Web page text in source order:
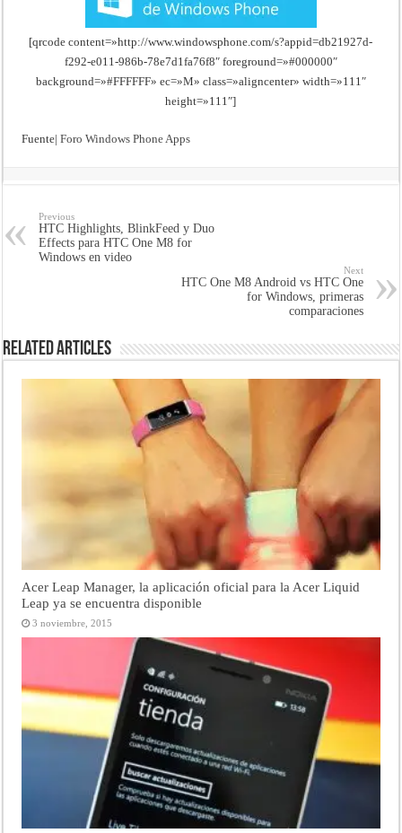
[qrcode content=»http://www.windowsphone.com/s?appid=db21927d-
f292-e011-986b-78e7d1fa76f8″ foreground=»#000000″
background=»#FFFFFF» ec=»M» class=»aligncenter» width=»111″
height=»111″]
Fuente|Foro Windows Phone Apps
Previous
HTC Highlights, BlinkFeed y Duo
Effects para HTC One M8 for
Windows en video
Next
HTC One M8 Android vs HTC One
for Windows, primeras
comparaciones
Related Articles
Acer Leap Manager, la aplicación oficial para la Acer Liquid
Leap ya se encuentra disponible
3 noviembre, 2015